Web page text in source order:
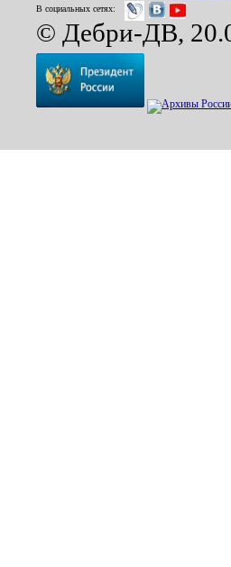
В социальных сетях:
© Дебри-ДВ,